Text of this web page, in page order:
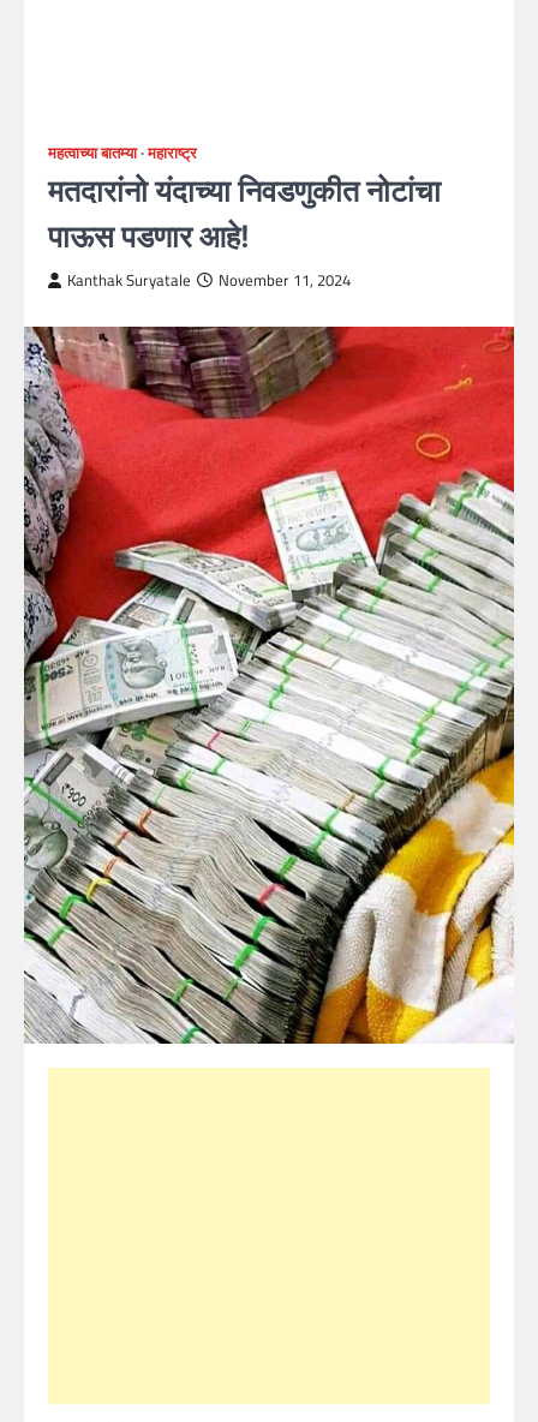
महत्वाच्या बातम्या महाराष्ट्र
मतदारांनो यंदाच्या निवडणुकीत नोटांचा
पाऊस पडणार आहे!
Kanthak Suryatale November 11, 2024